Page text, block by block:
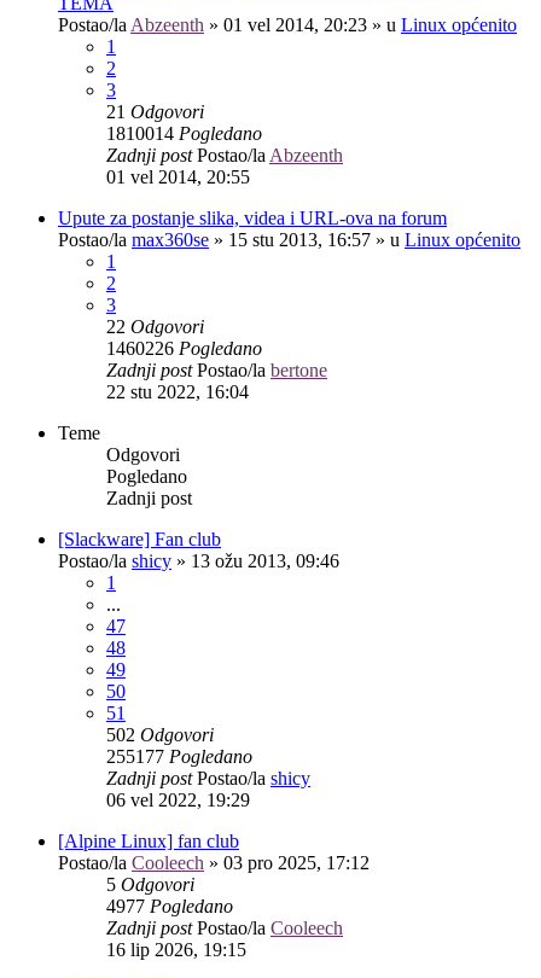
Postao/la Abzeenth » 01 vel 2014, 20:23 » u Linux općenito
1
2
3
21 Odgovori
1810014 Pogledano
Zadnji postPostao/la Abzeenth
01 vel 2014, 20:55
Upute za postanje slika, videa i URL-ova na forum
Postao/la max360se » 15 stu 2013, 16:57 » u Linux općenito
1
2
3
22 Odgovori
1460226 Pogledano
Zadnji postPostao/la bertone
22 stu 2022, 16:04
Teme
Odgovori
Pogledano
Zadnji post
[Slackware] Fan club
Postao/la shicy » 13 ožu 2013, 09:46
1
...
47
48
49
50
51
502 Odgovori
255177 Pogledano
Zadnji postPostao/la shicy
06 vel 2022, 19:29
[Alpine Linux] fan club
Postao/la Cooleech » 03 pro 2025, 17:12
5 Odgovori
4977 Pogledano
Zadnji postPostao/la Cooleech
16 lip 2026, 19:15